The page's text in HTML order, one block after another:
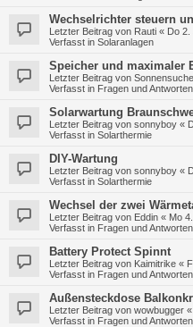
Wechselrichter steuern
Letzter Beitrag von Rauti « Do 2.
Verfasst in Solaranlagen
Speicher und maximaler
Letzter Beitrag von
Verfasst in Fragen und Antworten
Solarwartung
Letzter Beitrag von sonnyboy «
Verfasst in Solarthermie
DIY-Wartung
Letzter Beitrag von sonnyboy «
Verfasst in Solarthermie
Wechsel der zwei
Letzter Beitrag von Eddin « Mo
Verfasst in Fragen und Antworten
Battery Protect Spinnt
Letzter Beitrag von Kaimitrike «
Verfasst in Fragen und Antworten
Außensteckdose
Letzter Beitrag von wowbugger «
Verfasst in Fragen und Antworten